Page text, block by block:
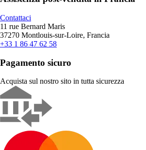
Contattaci
11 rue Bernard Maris
37270 Montlouis-sur-Loire, Francia
+33 1 86 47 62 58
Pagamento sicuro
Acquista sul nostro sito in tutta sicurezza